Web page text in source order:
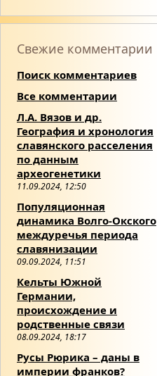
Свежие комментарии
Поиск комментариев
Все комментарии
Л.А. Вязов и др.
География и хронология
славянского расселения
по данным
археогенетики
11.09.2024, 12:50
Популяционная
динамика Волго-Окского
междуречья периода
славянизации
09.09.2024, 11:51
Кельты Южной
Германии,
происхождение и
родственные связи
08.09.2024, 18:17
Русы Рюрика – даны в
империи франков?